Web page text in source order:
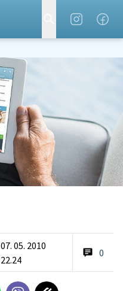
07. 05. 2010
22.24
0